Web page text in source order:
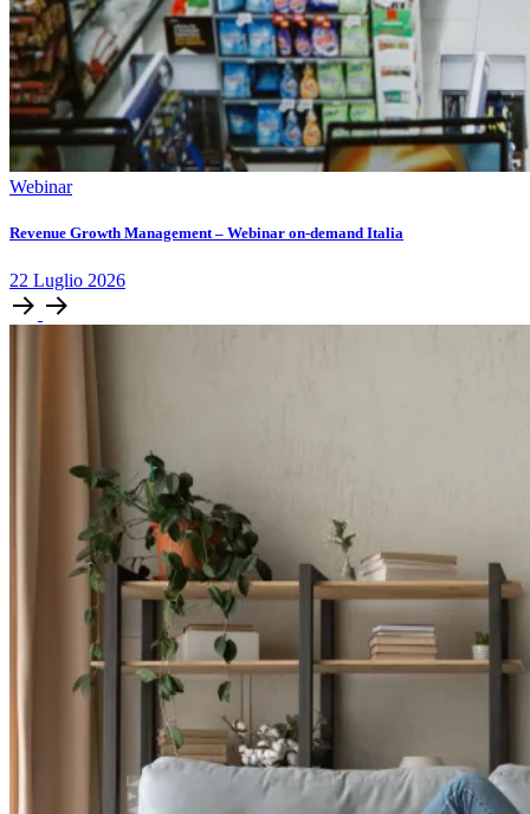
Webinar
Revenue Growth Management – Webinar on-demand Italia
22 Luglio 2026